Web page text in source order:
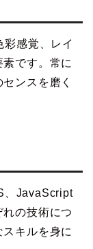
感覚、レイ
です。常に
ンスを磨く
、JavaScript
の技術につ
キルを身に